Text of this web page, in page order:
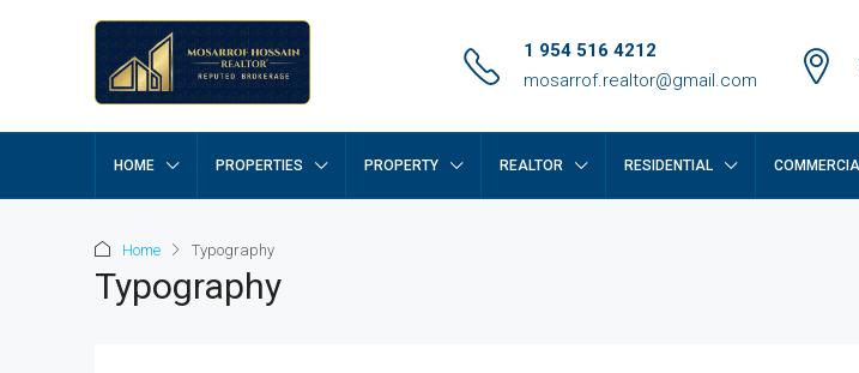
1 954 516 4212
mosarrof.realtor@gmail.com
HOME PROPERTIES PROPERTY REALTOR RESIDENTIAL
Home Typography
Typography